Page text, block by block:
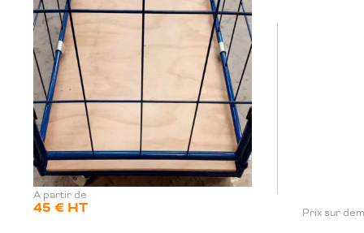
A partir de
45 € HT Prix sur